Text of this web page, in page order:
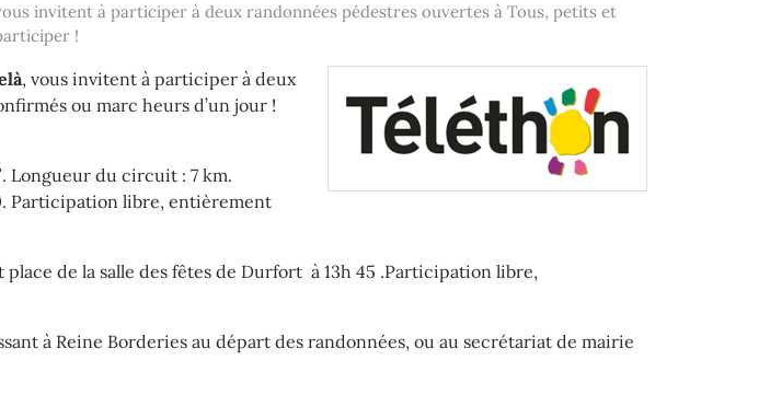
invitent à participer à deux randonnées pédestres ouvertes à Tous, petits et
!
, vous invitent à participer à deux
ou marc heurs d’un jour !
Longueur du circuit : 7 km.
Participation libre, entièrement
de la salle des fêtes de Durfort à 13h 45 .Participation libre,
à Reine Borderies au départ des randonnées, ou au secrétariat de mairie